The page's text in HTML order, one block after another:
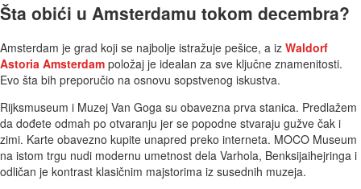
Šta obići u Amsterdamu tokom decembra?
Amsterdam je grad koji se najbolje istražuje pešice, a iz Waldorf
Astoria Amsterdam položaj je idealan za sve ključne znamenitosti.
Evo šta bih preporučio na osnovu sopstvenog iskustva.
Rijksmuseum i Muzej Van Goga su obavezna prva stanica. Predlažem
da dođete odmah po otvaranju jer se popodne stvaraju gužve čak i
zimi. Karte obavezno kupite unapred preko interneta. MOCO Museum
na istom trgu nudi modernu umetnost dela Varhola, Benksijaihejringa i
odličan je kontrast klasičnim majstorima iz susednih muzeja.